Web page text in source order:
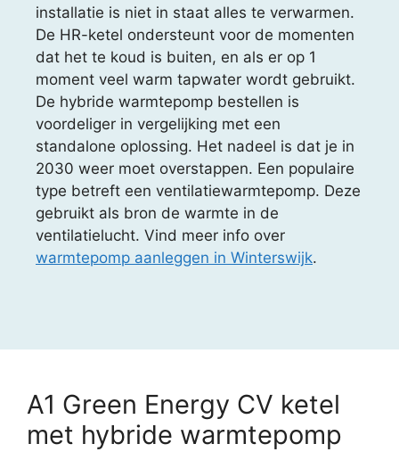
installatie is niet in staat alles te verwarmen.
De HR-ketel ondersteunt voor de momenten
dat het te koud is buiten, en als er op 1
moment veel warm tapwater wordt gebruikt.
De hybride warmtepomp bestellen is
voordeliger in vergelijking met een
standalone oplossing. Het nadeel is dat je in
2030 weer moet overstappen. Een populaire
type betreft een ventilatiewarmtepomp. Deze
gebruikt als bron de warmte in de
ventilatielucht. Vind meer info over
warmtepomp aanleggen in Winterswijk.
A1 Green Energy CV ketel
met hybride warmtepomp